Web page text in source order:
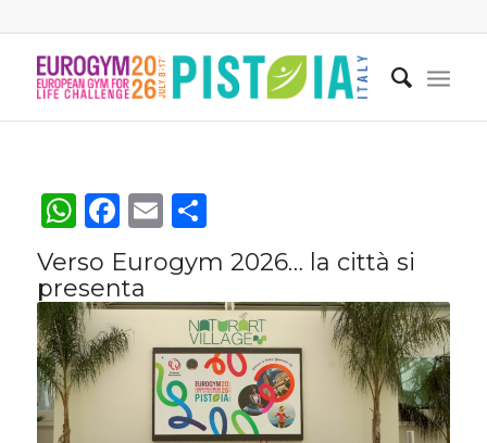
WhatsApp
Facebook
EmailCondividi
Verso Eurogym 2026… la città si
presenta